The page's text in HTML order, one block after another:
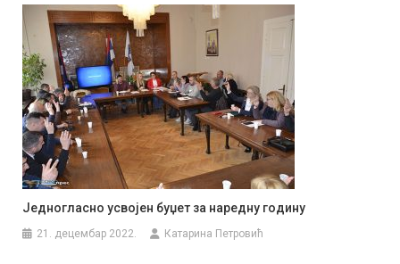
Једногласно усвојен буџет за наредну годину
21. децембар 2022. Катарина Петровић